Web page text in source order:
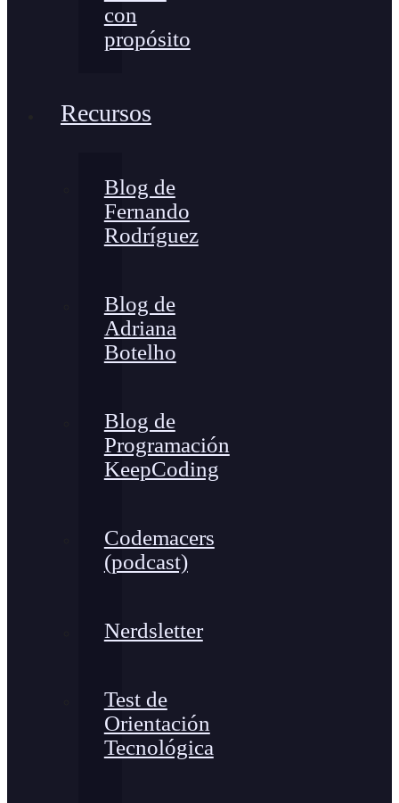
con
propósito
Recursos
Blog de
Fernando
Rodríguez
Blog de
Adriana
Botelho
Blog de
Programación
KeepCoding
Codemacers
(podcast)
Nerdsletter
Test de
Orientación
Tecnológica